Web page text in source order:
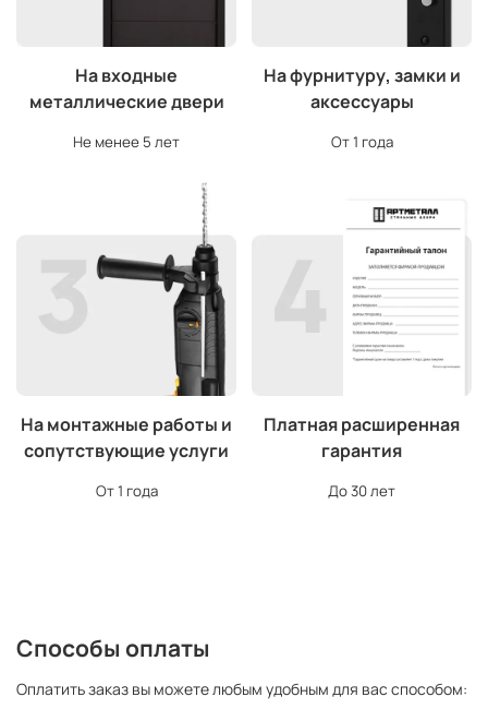
На входные
металлические двери
Не менее 5 лет
На фурнитуру, замки и
аксессуары
От 1 года
На монтажные работы и
сопутствующие услуги
От 1 года
Платная расширенная
гарантия
До 30 лет
Способы оплаты
Оплатить заказ вы можете любым удобным для вас способом: